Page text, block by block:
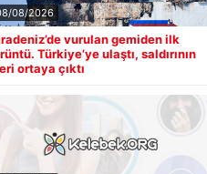
08/2026
vurulan gemiden ilk
Türkiye’ye ulaştı, saldırının
ortaya çıktı